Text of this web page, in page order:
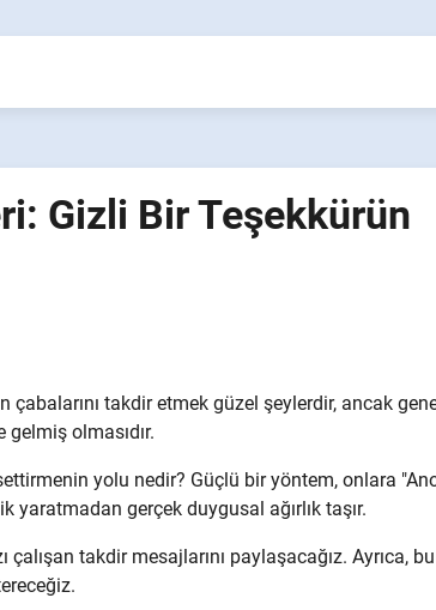
Gizli Bir Teşekkürün
takdir etmek güzel şeylerdir, ancak
olmasıdır.
yolu nedir? Güçlü bir yöntem, onlara
gerçek duygusal ağırlık taşır.
takdir mesajlarını paylaşacağız. Ayrıca, bu